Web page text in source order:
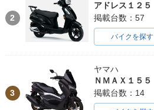
2
アドレス１２５
掲載台数：57
バイクを探す
3
ヤマハ
ＮＭＡＸ１５５
掲載台数：14